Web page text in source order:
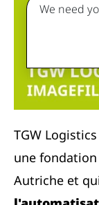
We need
TGW
une
Autriche et